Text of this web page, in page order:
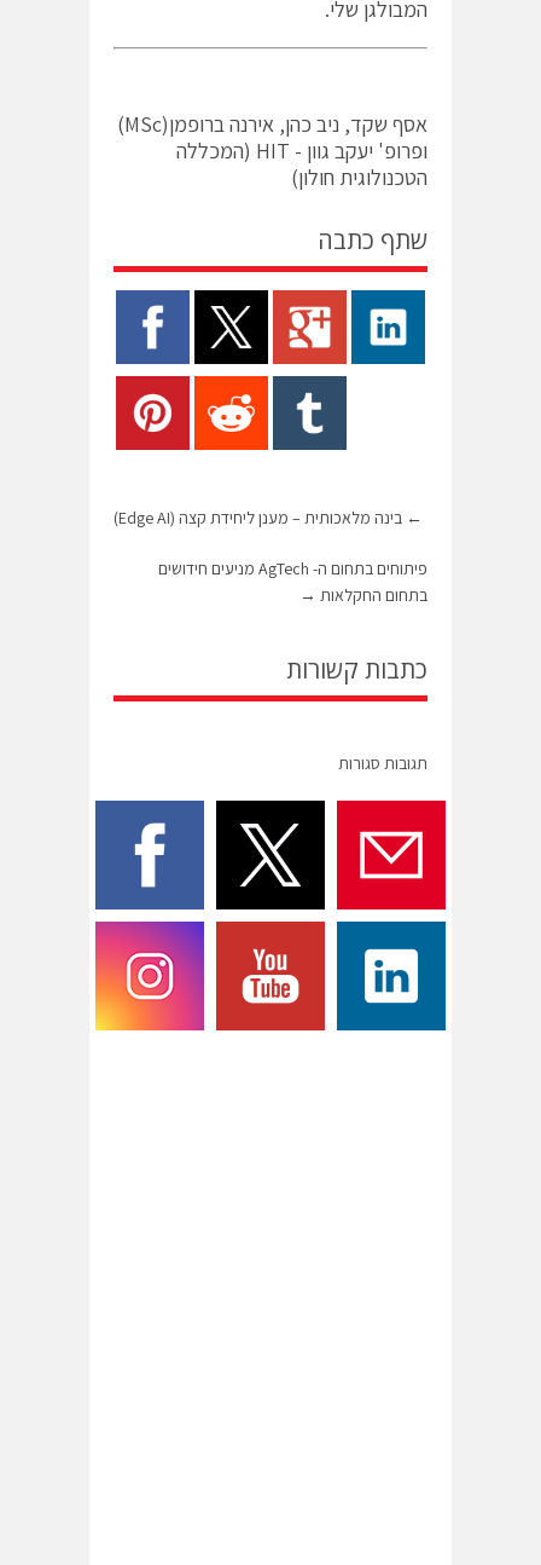
המבולגן שלי.
אסף שקד, ניב כהן, אירנה ברופמן(MSc)
ופרופ' יעקב גוון - HIT (המכללה
הטכנולוגית חולון)
שתף כתבה
← בינה מלאכותית – מענן ליחידת קצה (Edge AI)
פיתוחים בתחום ה- AgTech מניעים חידושים
בתחום החקלאות →
כתבות קשורות
תגובות סגורות